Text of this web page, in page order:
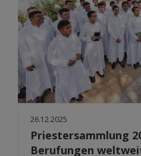
26.12.2025
Priestersammlung
Berufungen